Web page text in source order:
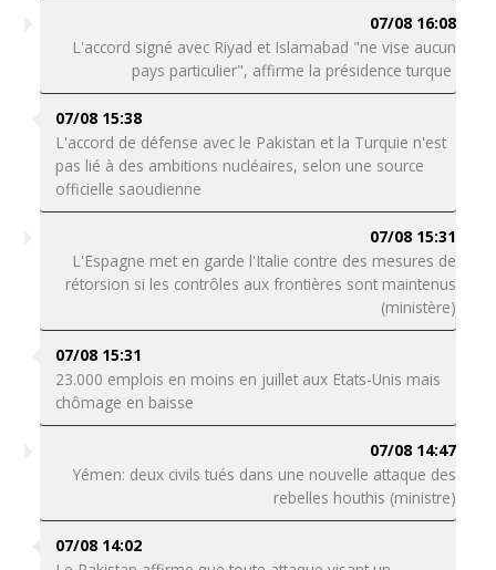
07/08 16:08
L'accord signé avec Riyad et Islamabad "ne vise aucun
pays particulier", affirme la présidence turque
07/08 15:38
L'accord de défense avec le Pakistan et la Turquie n'est
pas lié à des ambitions nucléaires, selon une source
officielle saoudienne
07/08 15:31
L'Espagne met en garde l'Italie contre des mesures de
rétorsion si les contrôles aux frontières sont maintenus
(ministère)
07/08 15:31
23.000 emplois en moins en juillet aux Etats-Unis mais
chômage en baisse
07/08 14:47
Yémen: deux civils tués dans une nouvelle attaque des
rebelles houthis (ministre)
07/08 14:02